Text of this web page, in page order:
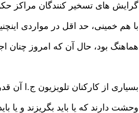
گرایش های تسخیر کنندگان مراکز
با هم خمینی، حد اقل در مواردی
هماهنگ بود، حال آن که امروز چنان
بسیاری از کارکنان تلویزیون ج.ا آن
وحشت دارند که یا باید بگریزند و یا